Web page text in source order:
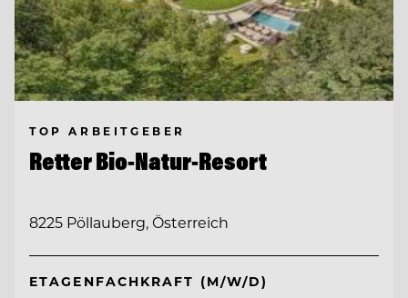
TOP ARBEITGEBER
Retter Bio-Natur-Resort
8225 Pöllauberg, Österreich
ETAGENFACHKRAFT (M/W/D)